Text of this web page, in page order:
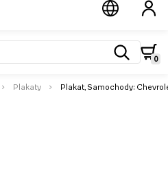
0
Plakaty Plakat, Samochody: